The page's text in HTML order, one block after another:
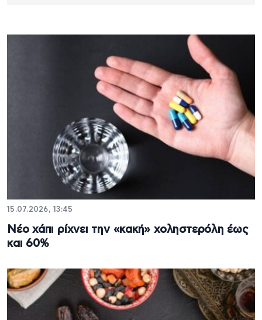
15.07.2026, 13:45
Νέο χάπι ρίχνει την «κακή» χοληστερόλη έως
και 60%